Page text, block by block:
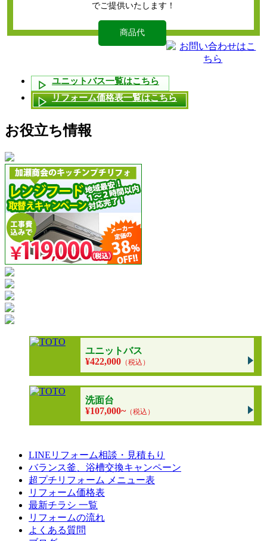
でご提供いたします！
商品代
ユニットバス一覧はこちら
リフォーム価格表一覧はこちら
お役立ち情報
ユニットバス
¥422,000 （税込）
洗面台
¥107,000~（税込）
LINEリフォーム相談・見積もり
バランス釜、浴槽交換キャンペーン
超プチリフォーム メニュー表
リフォーム価格表
最新チラシ 一覧
リフォームの流れ
よくある質問